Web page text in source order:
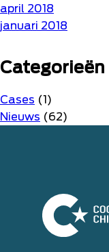
april 2018
januari 2018
Categorieën
Cases (1)
Nieuws (62)
Home